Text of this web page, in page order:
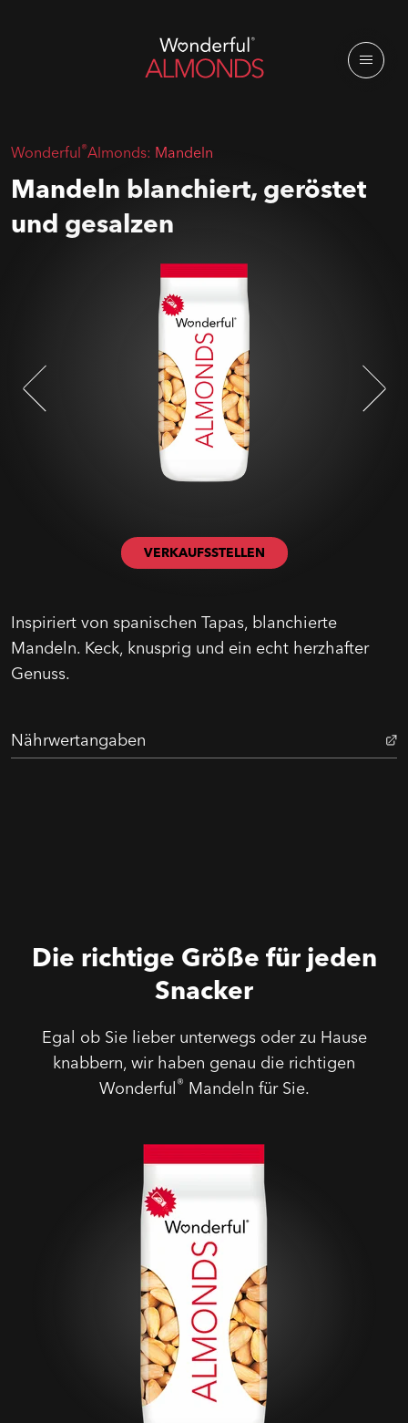
Mandeln blanchiert, geröstet
und gesalzen
Wonderful®Almonds: Mandeln
Inspiriert von spanischen Tapas, blanchierte
Mandeln. Keck, knusprig und ein echt herzhafter
Genuss.
VERKAUFSSTELLEN
Nährwertangaben
Die richtige Größe für jeden
Snacker
Egal ob Sie lieber unterwegs oder zu Hause
knabbern, wir haben genau die richtigen
Wonderful® Mandeln für Sie.